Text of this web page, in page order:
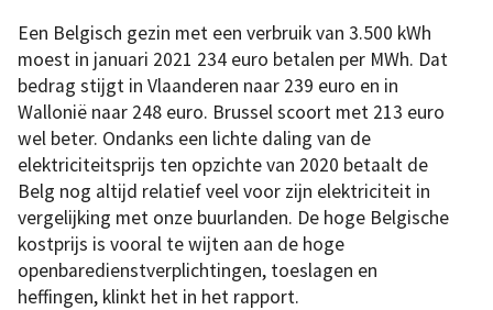
Een Belgisch gezin met een verbruik van 3.500 kWh
moest in januari 2021 234 euro betalen per MWh. Dat
bedrag stijgt in Vlaanderen naar 239 euro en in
Wallonië naar 248 euro. Brussel scoort met 213 euro
wel beter. Ondanks een lichte daling van de
elektriciteitsprijs ten opzichte van 2020 betaalt de
Belg nog altijd relatief veel voor zijn elektriciteit in
vergelijking met onze buurlanden. De hoge Belgische
kostprijs is vooral te wijten aan de hoge
openbaredienstverplichtingen, toeslagen en
heffingen, klinkt het in het rapport.